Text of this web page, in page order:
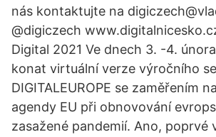
nás kontaktujte na
@digiczech
Digital 2021 Ve dnech 3. -4.
konat virtuální verze výročního
DIGITALEUROPE se zaměřením
agendy EU při obnovování
zasažené pandemií. Ano, poprvé